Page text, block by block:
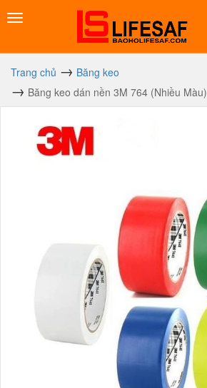
Trang chủ
Băng keo
Băng keo dán nền 3M 764 (Nhiều Màu)